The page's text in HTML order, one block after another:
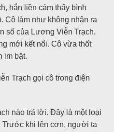
hắn liền cảm thấy bình
Cô làm như không nhận ra
số của Lương Viễn Trạch.
mới kết nối. Cô vừa thốt
im bặt.
Trạch gọi cô trong điện
nào trả lời. Đây là một loại
Trước khi lên cơn, người ta